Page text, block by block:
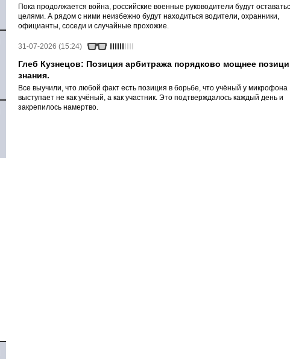
Пока продолжается война, российские военные руководители будут
целями. А рядом с ними неизбежно будут находиться водители, охранники,
официанты, соседи и случайные прохожие.
31-07-2026 (15:24)
Глеб Кузнецов: Позиция арбитража порядково мощнее
знания.
Все выучили, что любой факт есть позиция в борьбе, что учёный у микрофона
выступает не как учёный, а как участник. Это подтверждалось каждый день и
закрепилось намертво.